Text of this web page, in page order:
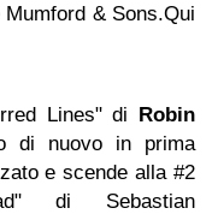
& Sons.Qui
Lines" di Robin
di nuovo in prima
e scende alla #2
di Sebastian